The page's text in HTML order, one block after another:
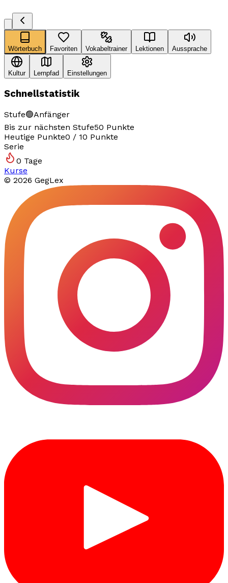
Wörterbuch Favoriten Vokabeltrainer Lektionen Aussprache
Kultur Lernpfad Einstellungen
Schnellstatistik
Stufe🟢Anfänger
Bis zur nächsten Stufe50 Punkte
Heutige Punkte0 / 10 Punkte
Serie
0 Tage
Kurse
© 2026 GegLex